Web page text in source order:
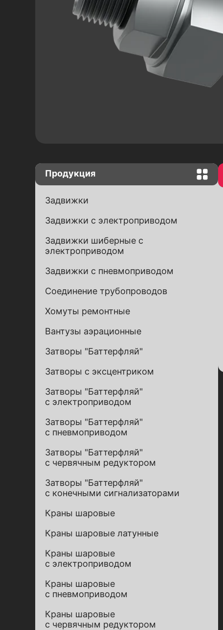
Затворы "Баттерфляй"
комплектация червячным
редуктором
Затворы "Баттерфляй" с конечными
сигнализаторами
Краны шаровые
Краны шаровые латунные
Продукция
Задвижки
Задвижки с электроприводом
Задвижки шиберные с
электроприводом
Задвижки с пневмоприводом
Соединение трубопроводов
Хомуты ремонтные
Вантузы аэрационные
Затворы "Баттерфляй"
Затворы с эксцентриком
Затворы "Баттерфляй"
с электроприводом
Затворы "Баттерфляй"
с пневмоприводом
Затворы "Баттерфляй"
с червячным редуктором
Затворы "Баттерфляй"
с конечными сигнализаторами
Краны шаровые
Краны шаровые латунные
Краны шаровые
с электроприводом
Краны шаровые
с пневмоприводом
Краны шаровые
с червячным редуктором